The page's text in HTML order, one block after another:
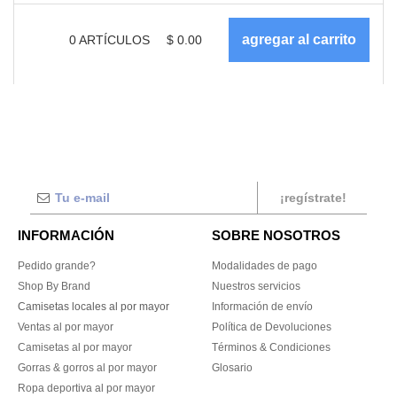
0ARTÍCULOS $ 0.00
¡regístrate!
INFORMACIÓN
Pedido grande?
Shop By Brand
Camisetas locales al por mayor
Ventas al por mayor
Camisetas al por mayor
Gorras & gorros al por mayor
Ropa deportiva al por mayor
SOBRE NOSOTROS
Modalidades de pago
Nuestros servicios
Información de envío
Política de Devoluciones
Términos & Condiciones
Glosario